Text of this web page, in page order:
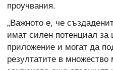
проучвания.
„Важното е, че
имат силен потенциал за
приложение и могат да
резултатите в